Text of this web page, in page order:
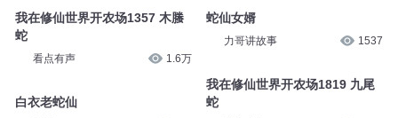
我在修仙世界开农场1357 木螣
蛇
看点有声 1.6万
白衣老蛇仙
蛇仙女婿
力哥讲故事 1537
我在修仙世界开农场1819 九尾
蛇